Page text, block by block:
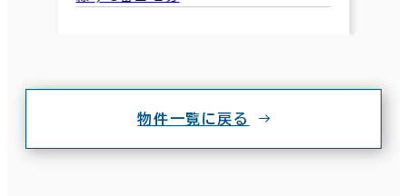
物件一覧に戻る